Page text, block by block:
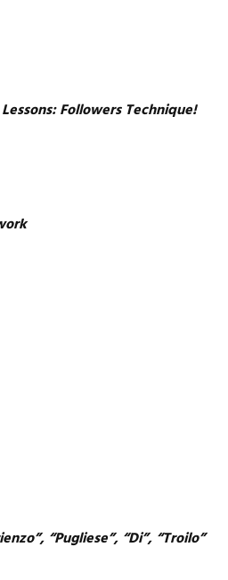
Followers Technique!
“Pugliese”, “Di”, “Troilo”